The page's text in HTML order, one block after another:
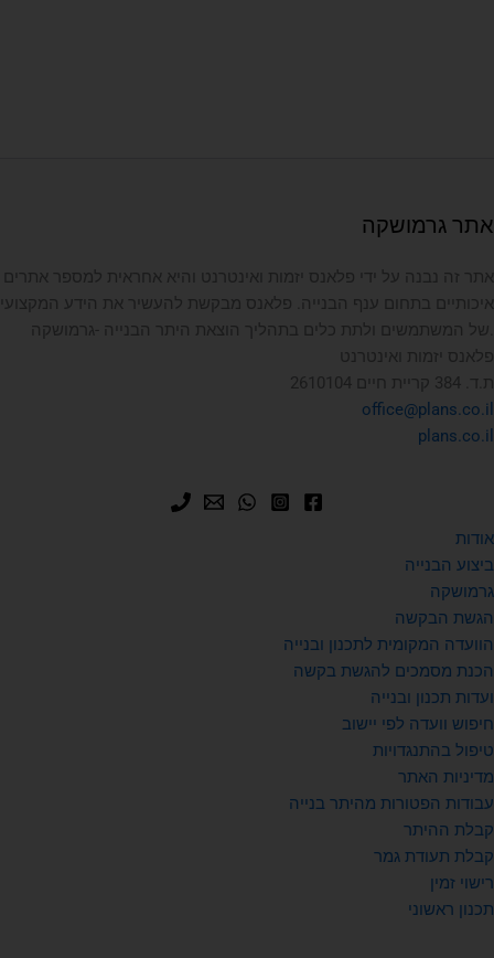
אתר גרמושקה
אתר זה נבנה על ידי פלאנס יזמות ואינטרנט והיא אחראית למספר אתרים
איכותיים בתחום ענף הבנייה. פלאנס מבקשת להעשיר את הידע המקצועי
פלאנס יזמות ואינטרנט
ת.ד. 384 קריית חיים 2610104
office@plans.co.il
plans.co.il
אודות
ביצוע הבנייה
גרמושקה
הגשת הבקשה
הוועדה המקומית לתכנון ובנייה
הכנת מסמכים להגשת בקשה
ועדות תכנון ובנייה
חיפוש וועדה לפי יישוב
טיפול בהתנגדויות
מדיניות האתר
עבודות הפטורות מהיתר בנייה
קבלת ההיתר
קבלת תעודת גמר
רישוי זמין
תכנון ראשוני